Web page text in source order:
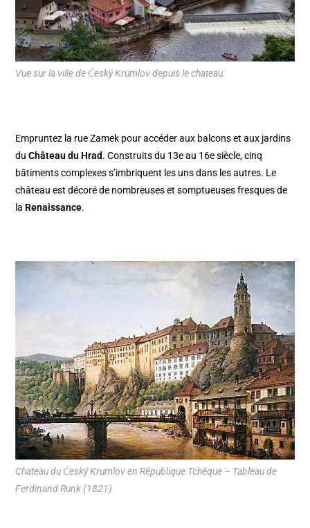
Vue sur la ville de Český Krumlov depuis le chateau.
Empruntez la rue Zamek pour accéder aux balcons et aux jardins
duChâteau du Hrad. Construits du 13e au 16e siècle, cinq
bâtiments complexes s’imbriquent les uns dans les autres. Le
château est décoré de nombreuses et somptueuses fresques de
la Renaissance.
Chateau du Český Krumlov en République Tchèque – Tableau de
Ferdinand Runk (1821)